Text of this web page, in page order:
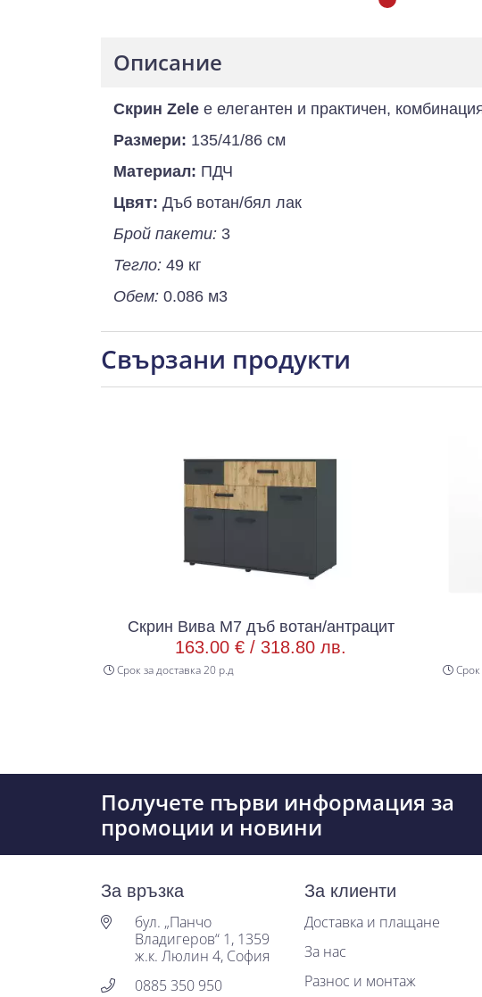
Описание
Скрин Zeleе елегантен и практичен,
Размери: 135/41/86 см
Материал: ПДЧ
Цвят: Дъб вотан/бял лак
Брой пакети:3
Тегло:49 кг
Обем:0.086 м3
Свързани продукти
Скрин Вива М7 дъб вотан/антрацит
163.00 € / 318.80 лв.
Срок за доставка 20 р.д Срок
Получете първи информация за
промоции и новини
За връзка
бул. „Панчо
Владигеров“ 1, 1359
ж.к. Люлин 4, София
0885 350 950
За клиенти
Доставка и плащане
За нас
Разнос и монтаж